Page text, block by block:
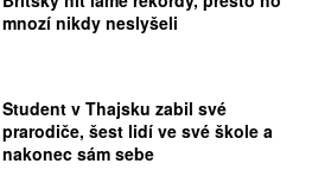
mnozí nikdy neslyšeli
Student v Thajsku zabil své
prarodiče, šest lidí ve své škole a
nakonec sám sebe